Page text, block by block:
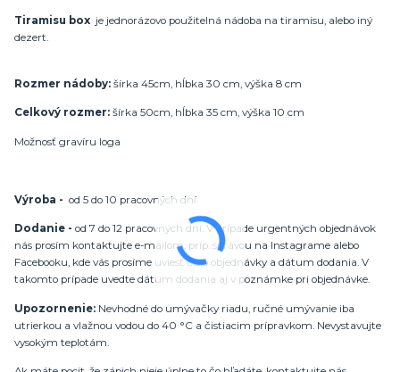
Tiramisu box je jednorázovo použitelná nádoba na tiramisu, alebo iný
dezert.
Rozmer nádoby: šírka 45cm, hĺbka 30 cm, výška 8 cm
Celkový rozmer: šírka 50cm, hĺbka 35 cm, výška 10 cm
Možnosť gravíru loga
Výroba - od 5 do 10 pracovných dní
Dodanie - od 7 do 12 pracovných dní. V prípade urgentných objednávok
nás prosím kontaktujte e-mailom, príp. správou na Instagrame alebo
Facebooku, kde vás prosíme uviesť číslo objednávky a dátum dodania. V
takomto prípade uvedte dátum dodania aj v poznámke pri objednávke.
Upozornenie: Nevhodné do umývačky riadu, ručné umývanie iba
utrierkou a vlažnou vodou do 40 °C a čistiacim prípravkom. Nevystavujte
vysokým teplotám.